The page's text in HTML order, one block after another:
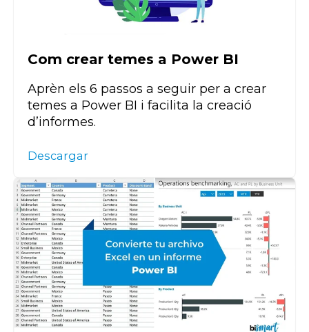
Com crear temes a Power BI
Aprèn els 6 passos a seguir per a crear
temes a Power BI i facilita la creació
d’informes.
Descargar